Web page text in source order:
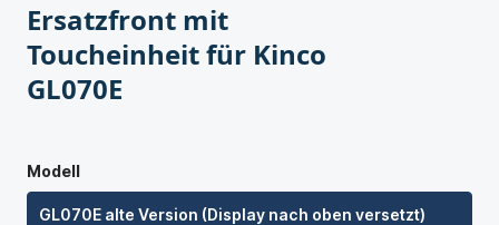
Ersatzfront mit
Toucheinheit für Kinco
GL070E
Modell
GL070E alte Version (Display nach oben versetzt)